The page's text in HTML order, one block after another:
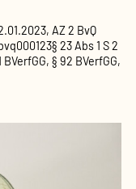
, AZ2 BvQ
§ 23 Abs 1 S 2
BVerfGG, § 92 BVerfGG,